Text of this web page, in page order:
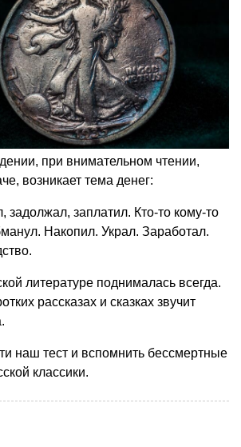
при внимательном чтении,
возникает тема денег:
задолжал, заплатил. Кто-то кому-то
Накопил. Украл. Заработал.
литературе поднималась всегда.
рассказах и сказках звучит
наш тест и вспомнить бессмертные
классики.